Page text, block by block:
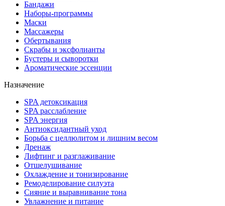
Бандажи
Наборы-программы
Маски
Массажеры
Обертывания
Скрабы и эксфолианты
Бустеры и сыворотки
Ароматические эссенции
Назначение
SPA детоксикация
SPA расслабление
SPA энергия
Антиоксидантный уход
Борьба с целлюлитом и лишним весом
Дренаж
Лифтинг и разглаживание
Отшелушивание
Охлаждение и тонизирование
Ремоделирование силуэта
Сияние и выравнивание тона
Увлажнение и питание